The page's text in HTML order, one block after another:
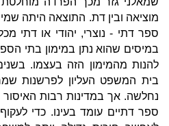
מוציאה ובין דת. התוצאה היתה
ספר דתי - נוצרי, יהודי או דתי
במיסים שהוא נתן במימון בתי
להנות מהמימון הזה בעצמו.
בית המשפט העליון לפרשנות
נחלשה. אך במדינות רבות
ספר דתיים עומד בעינו. כדי